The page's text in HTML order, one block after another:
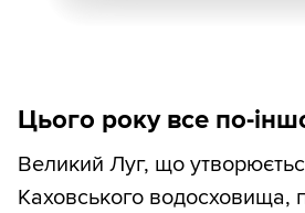
Цього року все по-
Великий Луг, що
Каховського водосховища,